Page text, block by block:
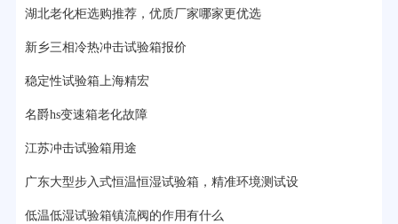
22分钟前用户提问：紫外线老化箱辐照时间是多久？
25分钟前用户提问：老化箱和干燥箱区别？
27分钟前用户提问：
32分钟前用户提问：
2分钟前用户提问：
湖北老化柜选购推荐，优质厂家哪家更优选
新乡三相冷热冲击试验箱报价
稳定性试验箱上海精宏
名爵hs变速箱老化故障
江苏冲击试验箱用途
广东大型步入式恒温恒湿试验箱，精准环境测试设
低温低湿试验箱镇流阀的作用有什么